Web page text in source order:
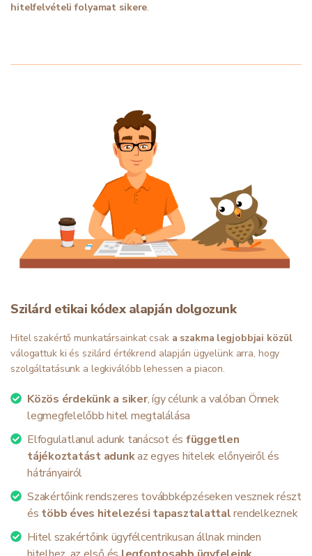
hitelfelvételi folyamat sikere.
Szilárd etikai kódex alapján dolgozunk
Hitel szakértő munkatársainkat csak a szakma legjobbjai közül
válogattuk ki és szilárd értékrend alapján ügyelünk arra, hogy
szolgáltatásunk a legkiválóbb lehessen a piacon.
Közös érdekünk a siker, így célunk a valóban Önnek
legmegfelelőbb hitel megtalálása
Elfogulatlanul adunk tanácsot és független
tájékoztatást adunkaz egyes hitelek előnyeiről és
hátrányairól
Szakértőink rendszeres továbbképzéseken vesznek részt
és több éves hitelezési tapasztalattalrendelkeznek
Hitel szakértőink ügyfélcentrikusan állnak minden